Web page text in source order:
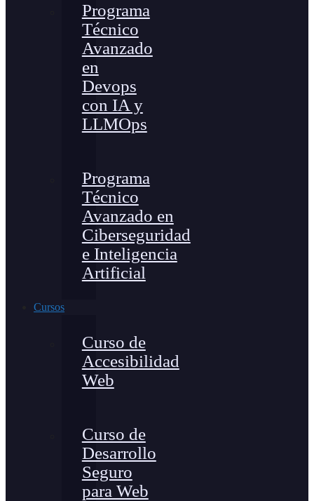
Programa
Técnico
Avanzado
en
Devops
con IA y
LLMOps
Programa
Técnico
Avanzado en
Ciberseguridad
e Inteligencia
Artificial
Cursos
Curso de
Accesibilidad
Web
Curso de
Desarrollo
Seguro
para Web